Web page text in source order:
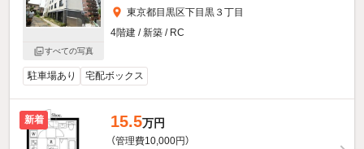
すべての写真
東京都目黒区下目黒３丁目
4階建 / 新築 / RC
駐車場あり 宅配ボックス
新着 15.5万円
（管理費10,000円）